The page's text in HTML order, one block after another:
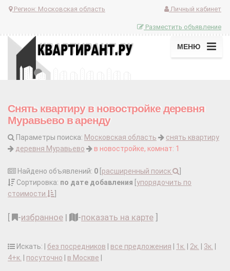
Регион: Московская область Личный кабинет
Разместить объявление
МЕНЮ
Снять квартиру в новостройке деревня
Муравьево в аренду
Параметры поиска: Московская область
снять квартиру
деревня Муравьево
в новостройке, комнат: 1
Найдено объявлений: 0 расширенный поиск
Сортировка: по дате добавления упорядочить по
стоимости
-избранное | -показать на карте
Искать: | без посредников все предложения 1к. 2к. 3к.
4+к.
посуточно в Москве